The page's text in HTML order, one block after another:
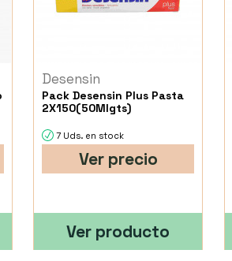
Desensin
Pack Desensin Plus Pasta
2X150(50Mlgts)
7 Uds. en stock
Ver precio
Ver producto